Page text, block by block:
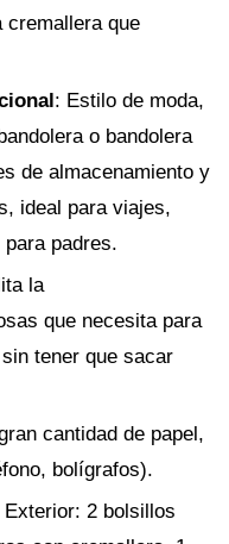
cremallera que
: Estilo de moda,
o bandolera
de almacenamiento y
ideal para viajes,
padres.
la
que necesita para
tener que sacar
cantidad de papel,
bolígrafos).
Exterior: 2 bolsillos